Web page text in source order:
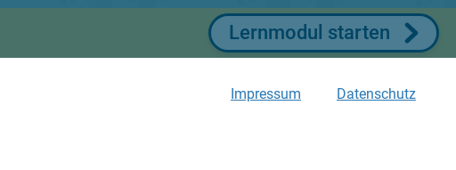
Lernmodul starten
Impressum Datenschutz